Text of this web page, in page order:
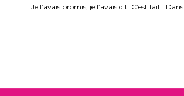
Je l’avais promis, je l’avais dit. C’est fait ! Dans